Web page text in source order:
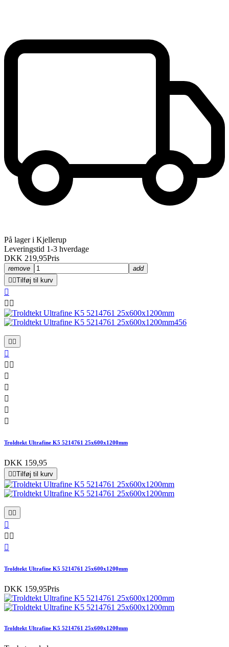
På lager i Kjellerup
Leveringstid 1-3 hverdage
DKK 219,95Pris
remove
add
 Tilføj til kurv

 
 

 





Troldtekt Ultrafine K5 5214761 25x600x1200mm
DKK 159,95
 Tilføj til kurv
 

 

Troldtekt Ultrafine K5 5214761 25x600x1200mm
DKK 159,95Pris
Troldtekt Ultrafine K5 5214761 25x600x1200mm